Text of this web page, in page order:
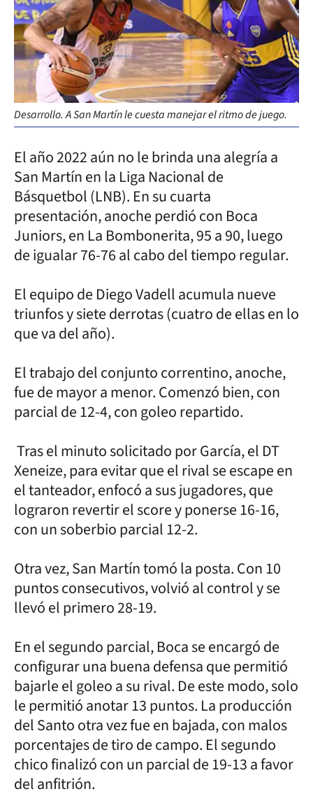
Desarrollo. A San Martín le cuesta manejar el ritmo de juego.
El año 2022 aún no le brinda una alegría a
San Martín en la Liga Nacional de
Básquetbol (LNB). En su cuarta
presentación, anoche perdió con Boca
Juniors, en La Bombonerita, 95 a 90, luego
de igualar 76-76 al cabo del tiempo regular.
El equipo de Diego Vadell acumula nueve
triunfos y siete derrotas (cuatro de ellas en lo
que va del año).
El trabajo del conjunto correntino, anoche,
fue de mayor a menor. Comenzó bien, con
parcial de 12-4, con goleo repartido.
Tras el minuto solicitado por García, el DT
Xeneize, para evitar que el rival se escape en
el tanteador, enfocó a sus jugadores, que
lograron revertir el score y ponerse 16-16,
con un soberbio parcial 12-2.
Otra vez, San Martín tomó la posta. Con 10
puntos consecutivos, volvió al control y se
llevó el primero 28-19.
En el segundo parcial, Boca se encargó de
configurar una buena defensa que permitió
bajarle el goleo a su rival. De este modo, solo
le permitió anotar 13 puntos. La producción
del Santo otra vez fue en bajada, con malos
porcentajes de tiro de campo. El segundo
chico finalizó con un parcial de 19-13 a favor
del anfitrión.